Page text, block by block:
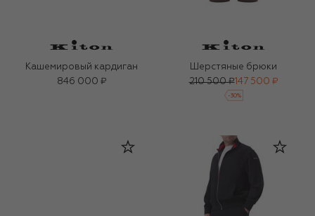
Кашемировый кардиган
846 000 ₽
Шерстяные брюки
210 500 ₽147 500 ₽
-30%